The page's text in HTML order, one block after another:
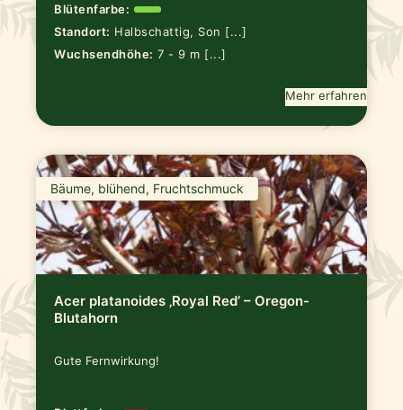
Blütenfarbe:
Standort: Halbschattig, Son [...]
Wuchsendhöhe: 7 - 9 m [...]
Mehr erfahren
Bäume, blühend, Fruchtschmuck
Acer platanoides ‚Royal Red‘ – Oregon-
Blutahorn
Gute Fernwirkung!